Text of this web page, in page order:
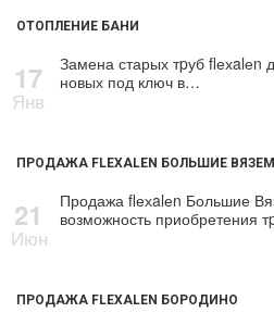
ОТОПЛЕНИЕ БАНИ
17
Янв
Замена старых тpуб flехalеn
новых под ключ в…
ПРОДАЖА FLEXALEN БОЛЬШИЕ
21
Июн
Продажа flехalеn Большие
возможность приобретения
ПРОДАЖА FLEXALEN БОРОДИНО